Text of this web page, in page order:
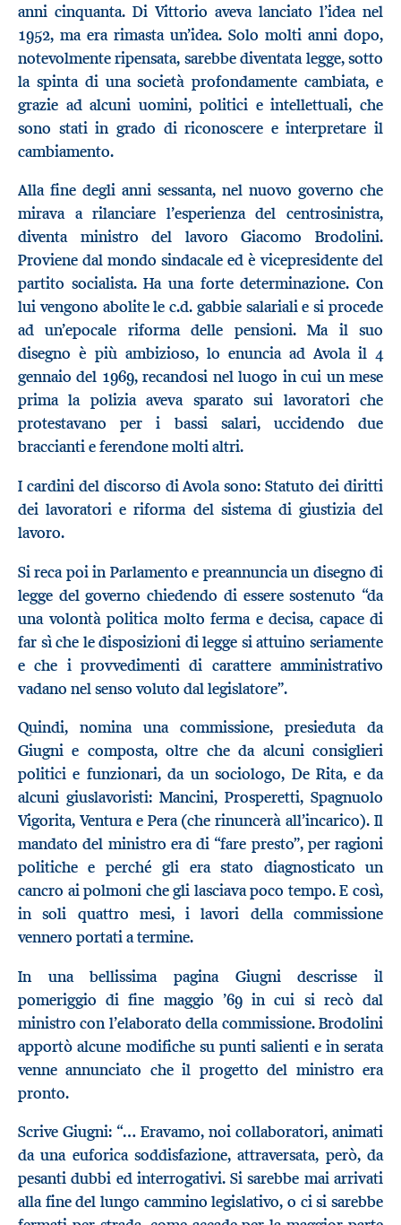
anni cinquanta. Di Vittorio aveva lanciato l’idea nel
1952, ma era rimasta un’idea. Solo molti anni dopo,
notevolmente ripensata, sarebbe diventata legge, sotto
la spinta di una società profondamente cambiata, e
grazie ad alcuni uomini, politici e intellettuali, che
sono stati in grado di riconoscere e interpretare il
cambiamento.
Alla fine degli anni sessanta, nel nuovo governo che
mirava a rilanciare l’esperienza del centrosinistra,
diventa ministro del lavoro Giacomo Brodolini.
Proviene dal mondo sindacale ed è vicepresidente del
partito socialista. Ha una forte determinazione. Con
lui vengono abolite le c.d. gabbie salariali e si procede
ad un’epocale riforma delle pensioni. Ma il suo
disegno è più ambizioso, lo enuncia ad Avola il 4
gennaio del 1969, recandosi nel luogo in cui un mese
prima la polizia aveva sparato sui lavoratori che
protestavano per i bassi salari, uccidendo due
braccianti e ferendone molti altri.
I cardini del discorso di Avola sono: Statuto dei diritti
dei lavoratori e riforma del sistema di giustizia del
lavoro.
Si reca poi in Parlamento e preannuncia un disegno di
legge del governo chiedendo di essere sostenuto “da
una volontà politica molto ferma e decisa, capace di
far sì che le disposizioni di legge si attuino seriamente
e che i provvedimenti di carattere amministrativo
vadano nel senso voluto dal legislatore”.
Quindi, nomina una commissione, presieduta da
Giugni e composta, oltre che da alcuni consiglieri
politici e funzionari, da un sociologo, De Rita, e da
alcuni giuslavoristi: Mancini, Prosperetti, Spagnuolo
Vigorita, Ventura e Pera (che rinuncerà all’incarico). Il
mandato del ministro era di “fare presto”, per ragioni
politiche e perché gli era stato diagnosticato un
cancro ai polmoni che gli lasciava poco tempo. E così,
in soli quattro mesi, i lavori della commissione
vennero portati a termine.
In una bellissima pagina Giugni descrisse il
pomeriggio di fine maggio ’69 in cui si recò dal
ministro con l’elaborato della commissione. Brodolini
apportò alcune modifiche su punti salienti e in serata
venne annunciato che il progetto del ministro era
pronto.
Scrive Giugni: “… Eravamo, noi collaboratori, animati
da una euforica soddisfazione, attraversata, però, da
pesanti dubbi ed interrogativi. Si sarebbe mai arrivati
alla fine del lungo cammino legislativo, o ci si sarebbe